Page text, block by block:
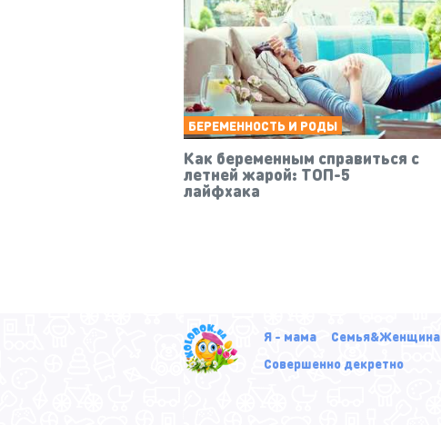
БЕРЕМЕННОСТЬ И РОДЫ
Как беременным справиться с
летней жарой: ТОП-5
лайфхака
Я - мама Семья&Женщина
Совершенно декретно